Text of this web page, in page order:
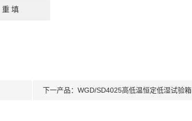
下一产品： WGD/SD4025高低温恒定低湿试验箱